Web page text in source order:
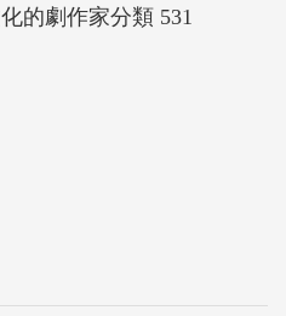
劇作家分類 531